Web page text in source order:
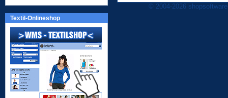
Textil-Onlineshop
© 2004-2026